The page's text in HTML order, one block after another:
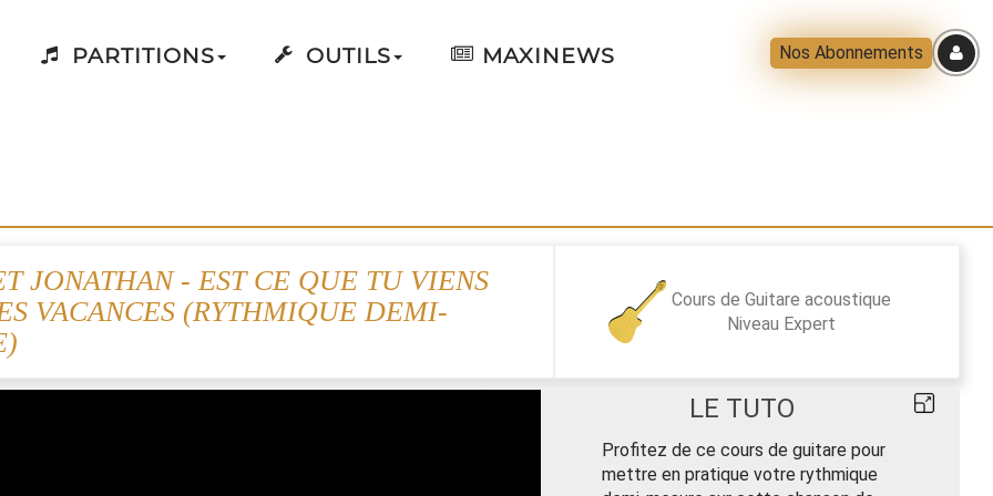
PARTITIONS OUTILS MAXINEWS Nos Abonnements
JONATHAN - EST CE QUE TU VIENS
VACANCES (RYTHMIQUE DEMI-
Cours de Guitare acoustique
Niveau Expert
LE TUTO
Profitez de ce cours de guitare pour
mettre en pratique votre rythmique